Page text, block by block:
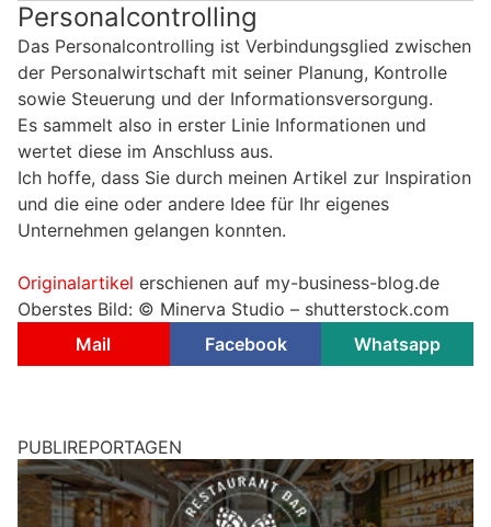
Personalcontrolling
Das Personalcontrolling ist Verbindungsglied zwischen
der Personalwirtschaft mit seiner Planung, Kontrolle
sowie Steuerung und der Informationsversorgung.
Es sammelt also in erster Linie Informationen und
wertet diese im Anschluss aus.
Ich hoffe, dass Sie durch meinen Artikel zur Inspiration
und die eine oder andere Idee für Ihr eigenes
Unternehmen gelangen konnten.
Originalartikel erschienen auf my-business-blog.de
Oberstes Bild: © Minerva Studio – shutterstock.com
Mail
Facebook Whatsapp
PUBLIREPORTAGEN